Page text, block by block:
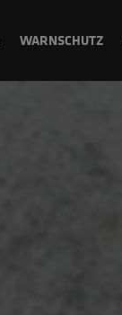
WARNSCHUTZ